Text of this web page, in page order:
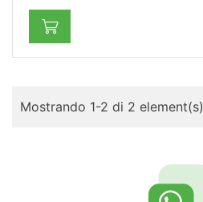
Mostrando 1-2 di 2 element(s)